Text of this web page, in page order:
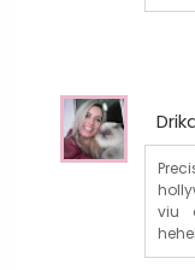
viu